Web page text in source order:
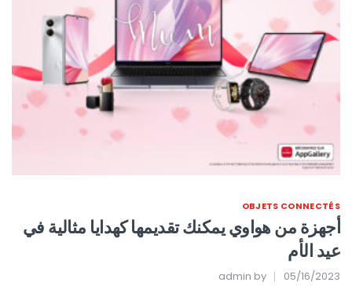
OBJETS CONNECTÉS
أجهزة من هواوي يمكنك تقديمها كهدايا مثالية في
عيد الأم
05/16/2023
admin